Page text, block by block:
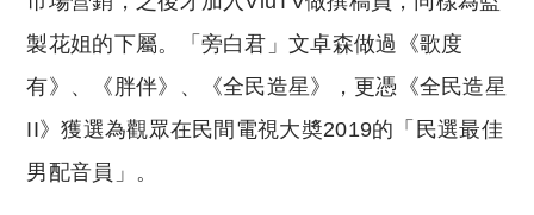
製花姐的下屬。「旁白君」文卓森做過《歌度
有》、《胖伴》、《全民造星》，更憑《全民造星
II》獲選為觀眾在民間電視大奬2019的「民選最佳
男配音員」。